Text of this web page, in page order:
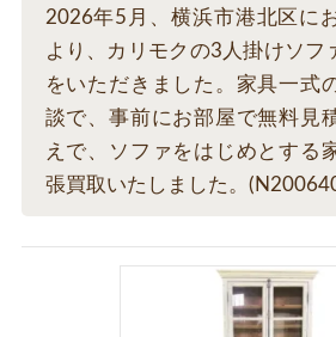
2026年5月、横浜市港北区に
より、カリモクの3人掛けソフ
をいただきました。家具一式
談で、事前にお部屋で無料見
えで、ソファをはじめとする
張買取いたしました。